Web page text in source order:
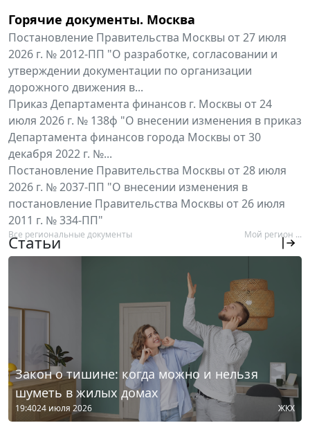
Горячие документы. Москва
Постановление Правительства Москвы от 27 июля
2026 г. № 2012-ПП "О разработке, согласовании и
утверждении документации по организации
дорожного движения в...
Приказ Департамента финансов г. Москвы от 24
июля 2026 г. № 138ф "О внесении изменения в приказ
Департамента финансов города Москвы от 30
декабря 2022 г. №...
Постановление Правительства Москвы от 28 июля
2026 г. № 2037-ПП "О внесении изменения в
постановление Правительства Москвы от 26 июля
2011 г. № 334-ПП"
Все региональные документы Мой регион ...
Статьи
Закон о тишине: когда можно и нельзя
шуметь в жилых домах
19:4024 июля 2026 ЖКХ